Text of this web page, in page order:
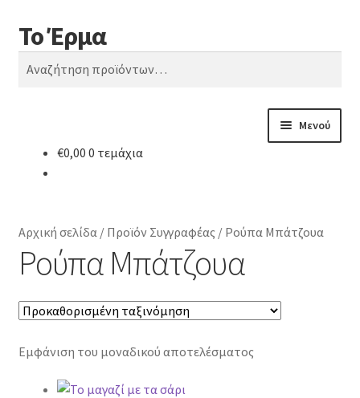
Απευθείας
μετάβαση
στην
Μετάβαση
σε
περιεχόμενο
Το Έρμα
Αναζήτηση
Αναζήτηση
Μενού
Κατηγορίες Βιβλίων
€0,00 0 τεμάχια
Αρχική σελίδα/ Προϊόν Συγγραφέας / Ρούπα Μπάτζουα
Ρούπα Μπάτζουα
Εμφάνιση του μοναδικού αποτελέσματος